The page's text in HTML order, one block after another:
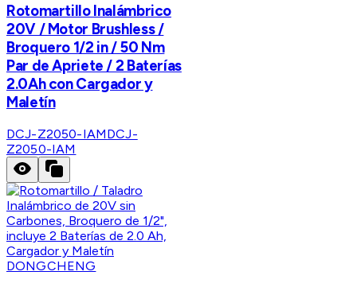
Rotomartillo Inalámbrico
20V / Motor Brushless /
Broquero 1/2 in / 50 Nm
Par de Apriete / 2 Baterías
2.0Ah con Cargador y
Maletín
DCJ-Z2050-IAMDCJ-
Z2050-IAM
DONGCHENG